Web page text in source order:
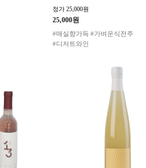
정가 25,000원
25,000원
#매실향가득 #가벼운식전주
#디저트와인